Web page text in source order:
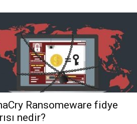
Ransomeware fidye
nedir?